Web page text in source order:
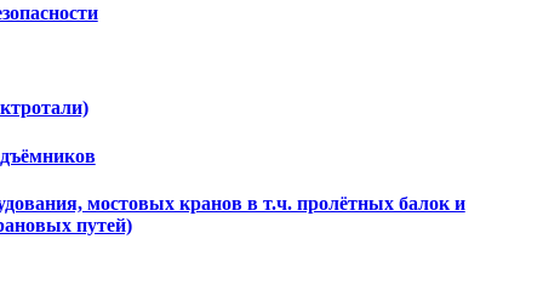
мостовых кранов в т.ч. пролётных балок и
путей)